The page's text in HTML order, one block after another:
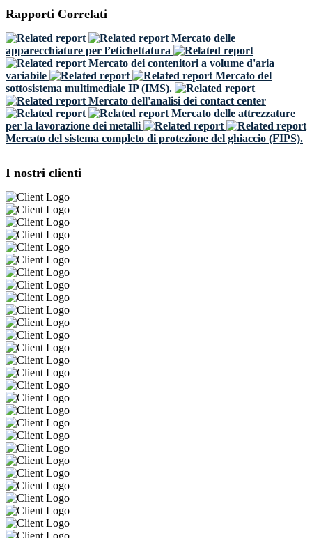
Rapporti Correlati
Mercato delle
apparecchiature per l’etichettatura
Mercato dei contenitori a volume d'aria
variabile
Mercato del
sottosistema multimediale IP (IMS).
Mercato dell'analisi dei contact center
Mercato delle attrezzature
per la lavorazione dei metalli
Mercato del sistema completo di protezione del ghiaccio (FIPS).
I nostri clienti